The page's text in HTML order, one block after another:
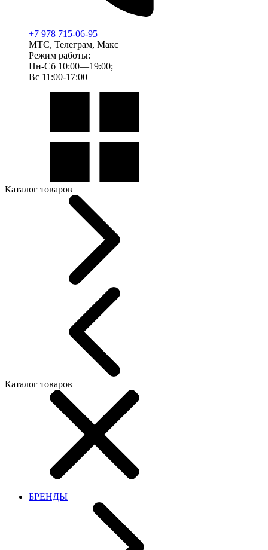
+7 978 715-06-95
МТС, Телеграм, Макс
Режим работы:
Пн-Сб 10:00—19:00;
Вс 11:00-17:00
Каталог товаров
Каталог товаров
БРЕНДЫ